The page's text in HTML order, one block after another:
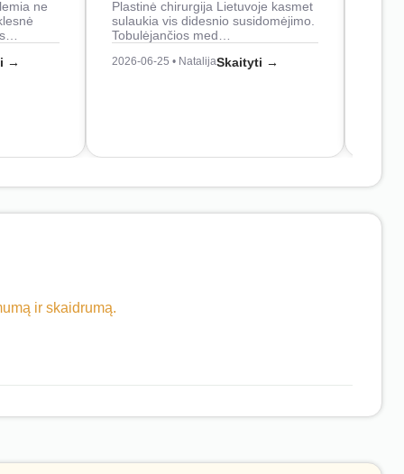
ne
→
Plastinė chirurgija Lietuvoje kasmet
sulaukia vis didesnio susidomėjimo.
Tobulėjančios med…
2026-06-25 • NatalijaSkaityti →
ir skaidrumą.